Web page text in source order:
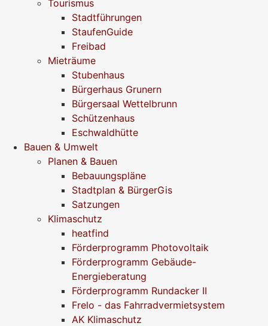
Tourismus
Stadtführungen
StaufenGuide
Freibad
Mieträume
Stubenhaus
Bürgerhaus Grunern
Bürgersaal Wettelbrunn
Schützenhaus
Eschwaldhütte
Bauen & Umwelt
Planen & Bauen
Bebauungspläne
Stadtplan & BürgerGis
Satzungen
Klimaschutz
heatfind
Förderprogramm Photovoltaik
Förderprogramm Gebäude-
Energieberatung
Förderprogramm Rundacker II
Frelo - das Fahrradvermietsystem
AK Klimaschutz